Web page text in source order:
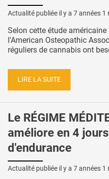
Actualité publiée il y a 7 années 1
Selon cette étude
l'American Osteopathic
réguliers de cannabis ont
LIRE LA SUITE
Le RÉGIME
améliore en 4
d'endurance
Actualité publiée il y a 7 années 1